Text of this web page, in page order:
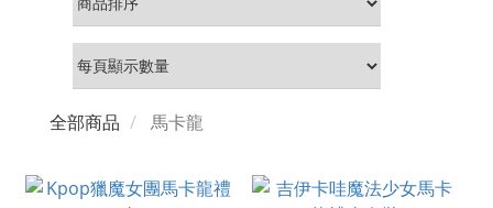
全部商品 馬卡龍